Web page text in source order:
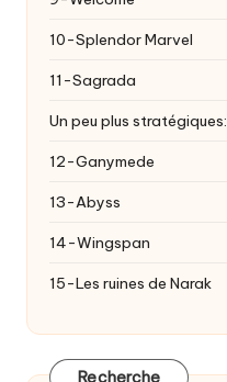
10-Splendor Marvel
11-Sagrada
Un peu plus stratégiques:
12-Ganymede
13-Abyss
14-Wingspan
15-Les ruines de Narak
Recherche